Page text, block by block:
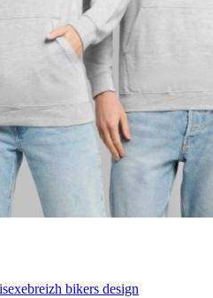
breizh bikers design